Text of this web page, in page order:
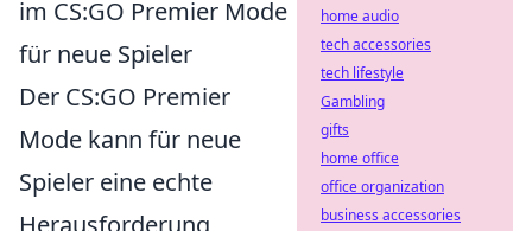
im CS:GO Premier Mode
für neue Spieler
Der CS:GO Premier
Mode kann für neue
Spieler eine echte
Herausforderung
home audio
tech accessories
tech lifestyle
Gambling
gifts
home office
office organization
business accessories